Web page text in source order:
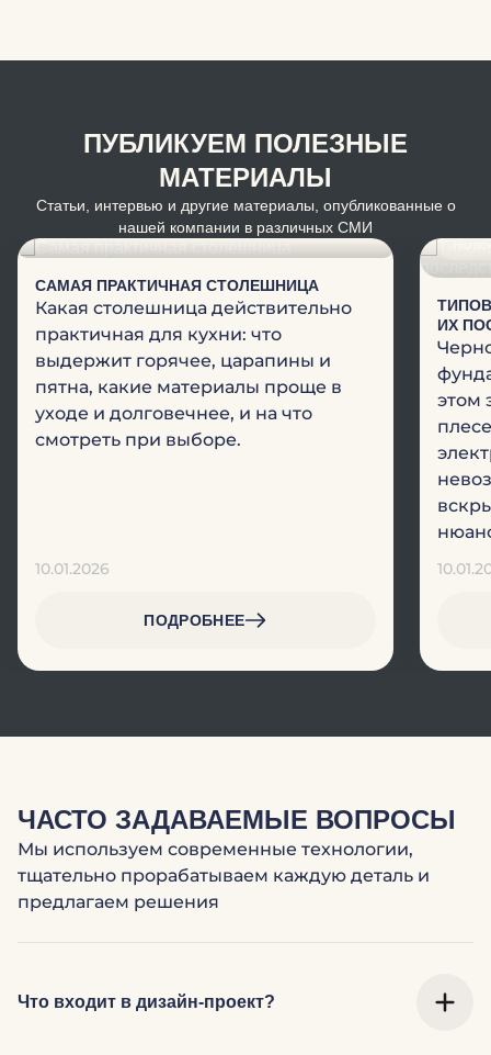
ПУБЛИКУЕМ ПОЛЕЗНЫЕ
МАТЕРИАЛЫ
Статьи, интервью и другие материалы, опубликованные о
нашей компании в различных СМИ
САМАЯ ПРАКТИЧНАЯ СТОЛЕШНИЦА
Какая столешница действительно
практичная для кухни: что
выдержит горячее, царапины и
пятна, какие материалы проще в
уходе и долговечнее, и на что
смотреть при выборе.
10.01.2026
ПОДРОБНЕЕ
ИХ
этом
ЧАСТО ЗАДАВАЕМЫЕ ВОПРОСЫ
Мы используем современные технологии,
тщательно прорабатываем каждую деталь и
предлагаем решения
Что входит в дизайн-проект?